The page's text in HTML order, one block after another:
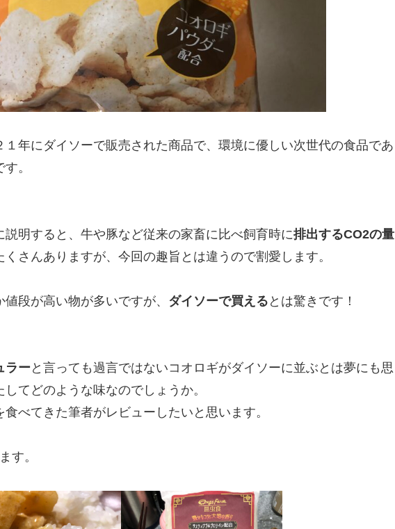
１年にダイソーで販売された商品で、環境に優しい次世代の食品であ
す。
明すると、牛や豚など従来の家畜に比べ飼育時に排出するCO2の量
さんありますが、今回の趣旨とは違うので割愛します。
段が高い物が多いですが、 ダイソーで買える とは驚きです！
ラーと言っても過言ではないコオロギがダイソーに並ぶとは夢にも思
てどのような味なのでしょうか。
べてきた筆者がレビューしたいと思います。
す。